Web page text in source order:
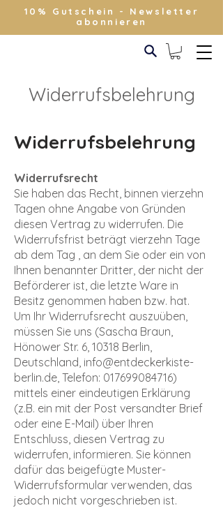
10% Gutschein - Newsletter
abonnieren
Widerrufsbelehrung
Widerrufsbelehrung
Widerrufsrecht
Sie haben das Recht, binnen vierzehn
Tagen ohne Angabe von Gründen
diesen Vertrag zu widerrufen. Die
Widerrufsfrist beträgt vierzehn Tage
ab dem Tag , an dem Sie oder ein von
Ihnen benannter Dritter, der nicht der
Beförderer ist, die letzte Ware in
Besitz genommen haben bzw. hat.
Um Ihr Widerrufsrecht auszuüben,
müssen Sie uns (Sascha Braun,
Hönower Str. 6, 10318 Berlin,
Deutschland, info@entdeckerkiste-
berlin.de , Telefon: 017699084716)
mittels einer eindeutigen Erklärung
(z.B. ein mit der Post versandter Brief
oder eine E-Mail) über Ihren
Entschluss, diesen Vertrag zu
widerrufen, informieren. Sie können
dafür das beigefügte Muster-
Widerrufsformular verwenden, das
jedoch nicht vorgeschrieben ist.